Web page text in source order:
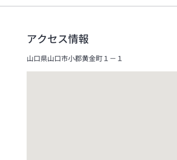
アクセス情報
山口県山口市小郡黄金町１－１